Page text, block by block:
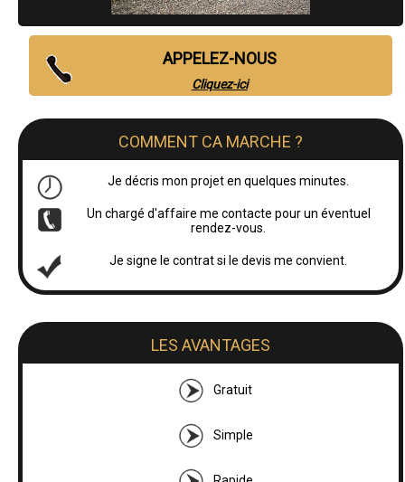
APPELEZ-NOUS
Cliquez-ici
COMMENT CA MARCHE ?
Je décris mon projet en quelques minutes.
Un chargé d'affaire me contacte pour un éventuel
rendez-vous.
Je signe le contrat si le devis me convient.
LES AVANTAGES
Gratuit
Simple